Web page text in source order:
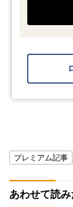
プレミアム記事
あわせて読